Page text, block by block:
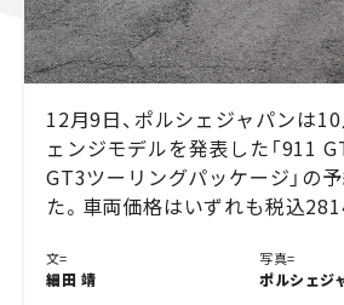
12月9日、ポルシェジャパンは
ェンジモデルを発表した「911
GT3ツーリングパッケージ」の
た。車両価格はいずれも税込
文=
細田 靖
写真=
ポルシェジ